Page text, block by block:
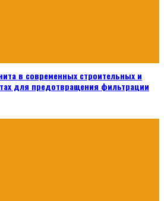
в современных строительных и
для предотвращения фильтрации